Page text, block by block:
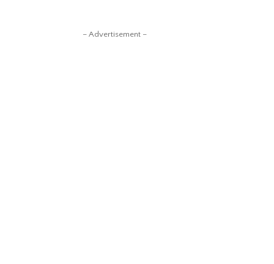
– Advertisement –